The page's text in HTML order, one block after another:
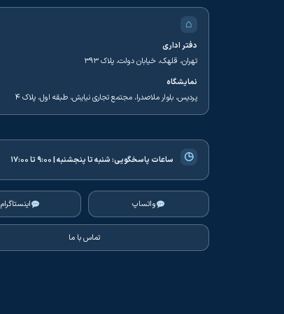
⌂
دفتر اداری
تهران، قلهک، خیابان دولت، پلاک ۳۹۳
نمایشگاه
پردیس، بلوار ملاصدرا، مجتمع تجاری نیایش، طبقه اول، پلاک ۴
◷ ساعات پاسخگویی:شنبه تا پنجشنبه | ۹:۰۰ تا ۱۷:۰۰
واتساپ اینستاگرام
تماس با ما